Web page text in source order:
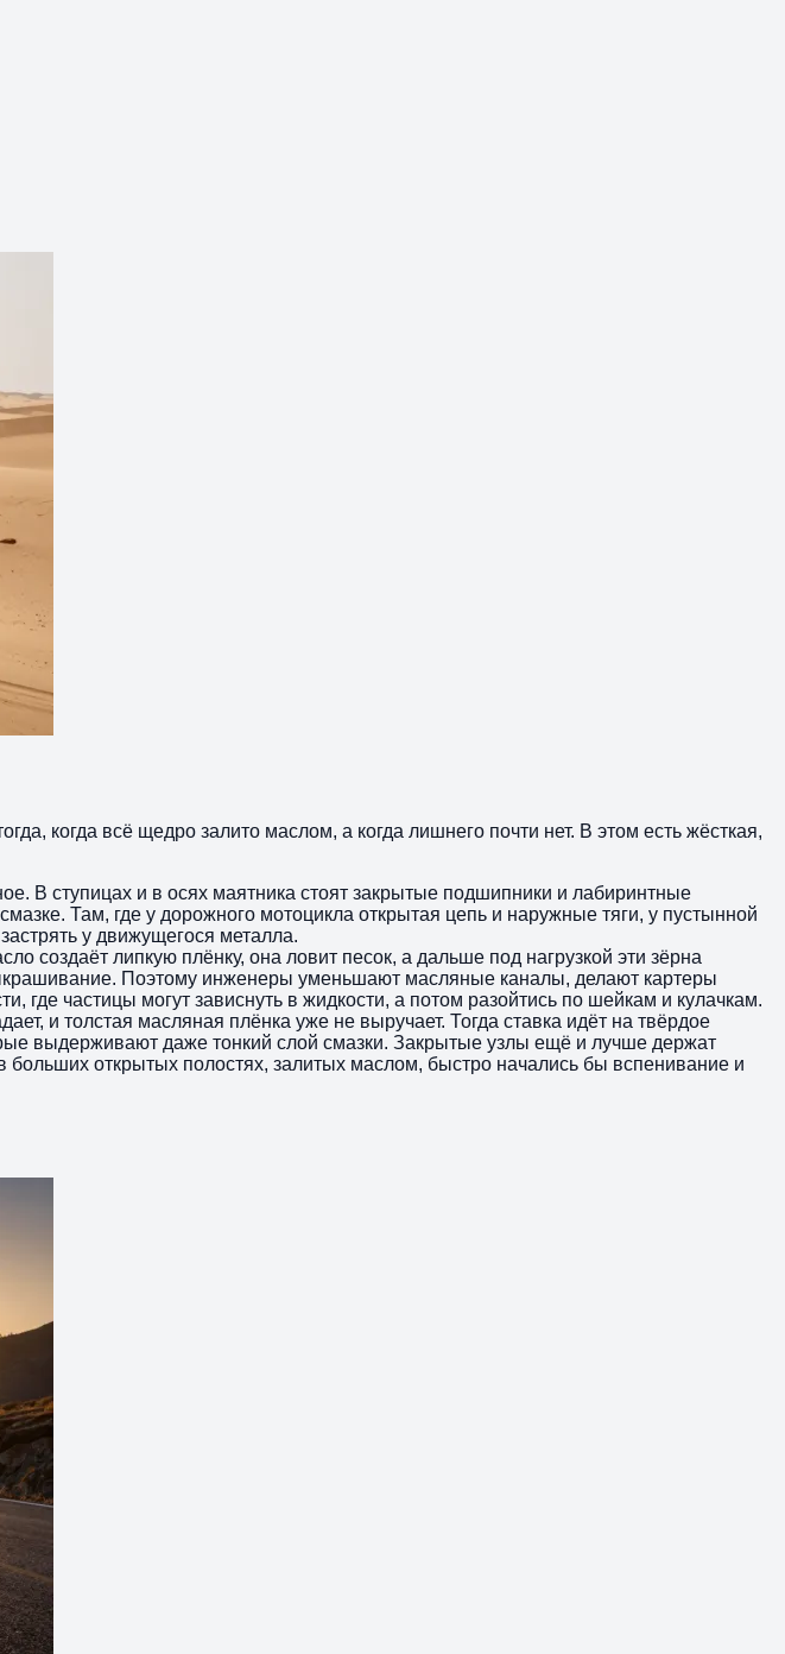
когда всё щедро залито маслом, а когда лишнего почти нет. В этом есть жёсткая,
В ступицах и в осях маятника стоят закрытые подшипники и лабиринтные
Там, где у дорожного мотоцикла открытая цепь и наружные тяги, у пустынной
у движущегося металла.
создаёт липкую плёнку, она ловит песок, а дальше под нагрузкой эти зёрна
Поэтому инженеры уменьшают масляные каналы, делают картеры
частицы могут зависнуть в жидкости, а потом разойтись по шейкам и кулачкам.
и толстая масляная плёнка уже не выручает. Тогда ставка идёт на твёрдое
выдерживают даже тонкий слой смазки. Закрытые узлы ещё и лучше держат
открытых полостях, залитых маслом, быстро начались бы вспенивание и